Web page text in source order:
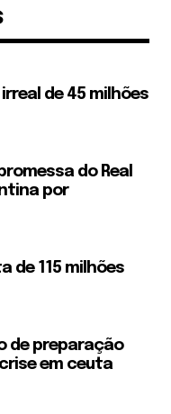
de 45 milhões
do Real
por
de 115 milhões
de preparação
em ceuta